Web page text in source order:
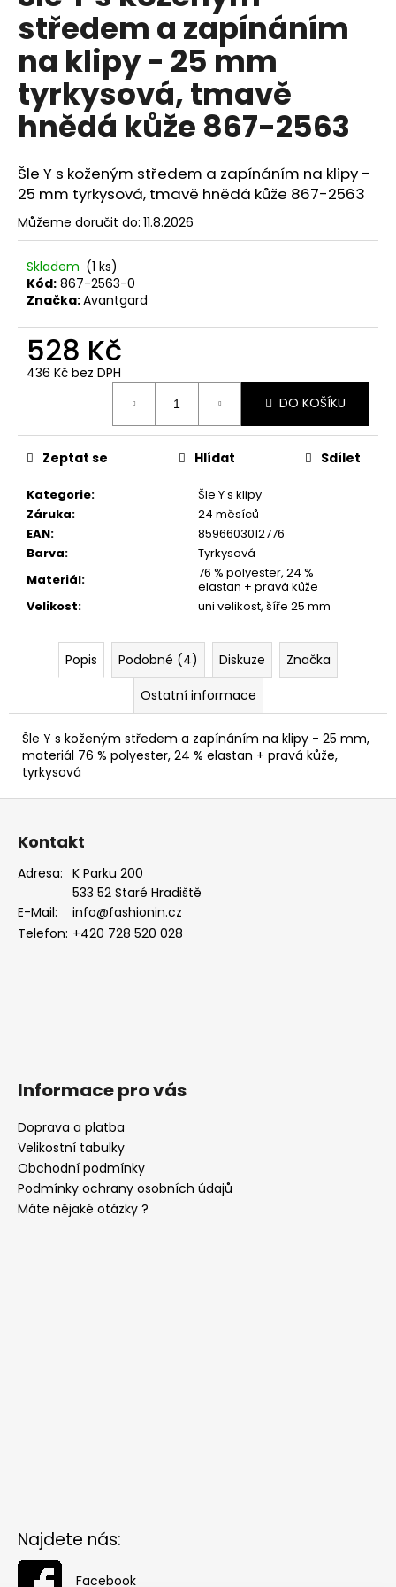
z
5
hvězdiček.
středem a zapínáním
na klipy - 25 mm
tyrkysová, tmavě
hnědá kůže 867-2563
Šle Y s koženým středem a zapínáním na klipy -
25 mm tyrkysová, tmavě hnědá kůže 867-2563
Můžeme doručit do: 11.8.2026
Skladem (1 ks)
Kód: 867-2563-0
Značka:Avantgard
528 Kč
436 Kč bez DPH
DO KOŠÍKU
Kategorie:
Šle Y s klipy
Záruka:
24 měsíců
EAN:
8596603012776
Barva:
Tyrkysová
Materiál:
76 % polyester, 24 %
elastan + pravá kůže
Velikost: uni velikost, šíře 25 mm
Zeptat se Hlídat Sdílet
Popis Podobné (4) Diskuze
Značka
Ostatní informace
Šle Y s koženým středem a zapínáním na klipy - 25 mm,
materiál 76 % polyester, 24 % elastan + pravá kůže,
tyrkysová
u
j
e
m
e
S
KAPESNÍČKEM
LIMETKOVÁ
575-
9045
Kč
Z
Kontakt
Adresa: K Parku 200
533 52 Staré Hradiště
E-Mail:
info@fashionin.cz
Telefon: +420 728 520 028
Informace pro vás
Doprava a platba
Velikostní tabulky
Obchodní podmínky
Podmínky ochrany osobních údajů
Máte nějaké otázky ?
Najdete nás:
Facebook